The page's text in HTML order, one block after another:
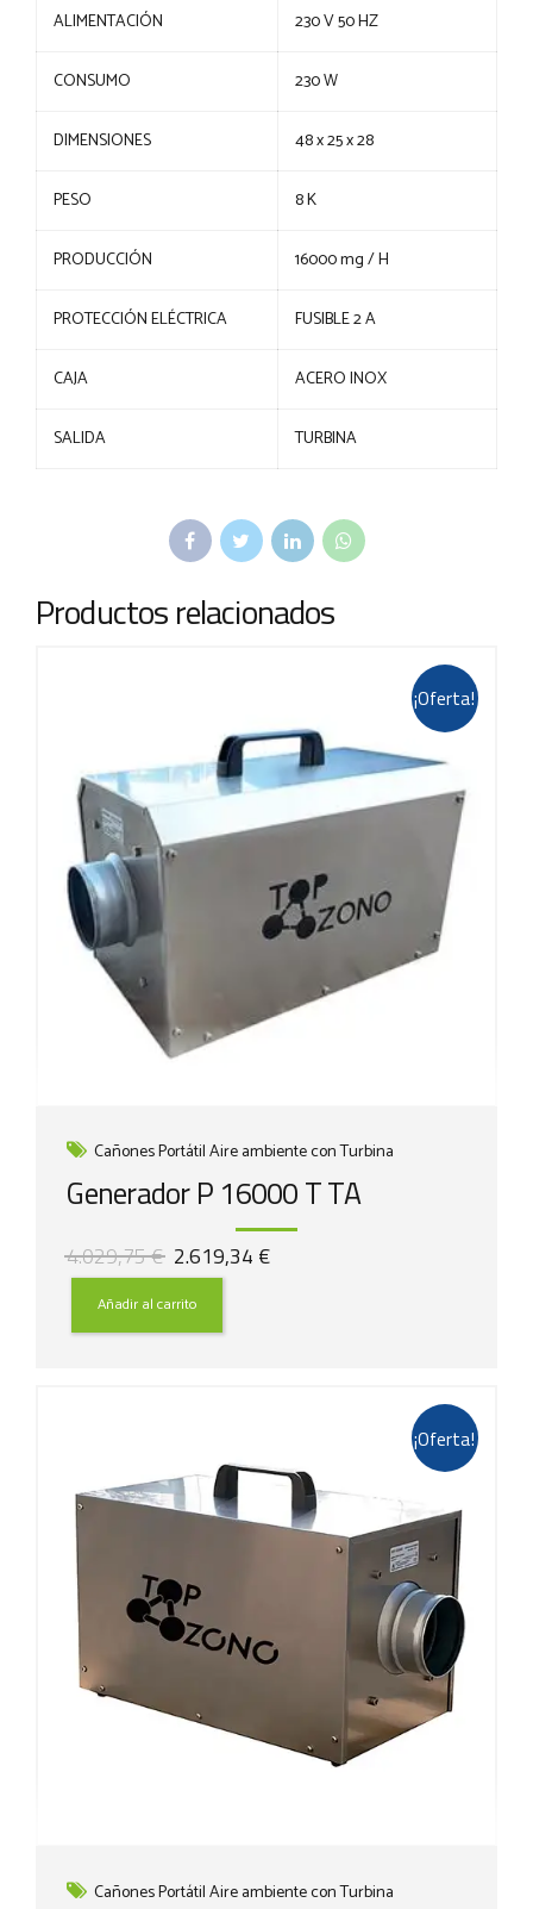
ALIMENTACIÓN 230 V 50 HZ
CONSUMO 230 W
DIMENSIONES 48 x 25 x 28
PESO 8 K
PRODUCCIÓN 16000 mg / H
PROTECCIÓN ELÉCTRICA FUSIBLE 2 A
CAJA ACERO INOX
SALIDA TURBINA
Productos relacionados
¡Oferta!
Cañones Portátil Aire ambiente con Turbina
Generador P 16000 T TA
4.029,75€ El
precio
original
era:
2.619,34 €El
Añadir al carrito
¡Oferta!
Cañones Portátil Aire ambiente con Turbina